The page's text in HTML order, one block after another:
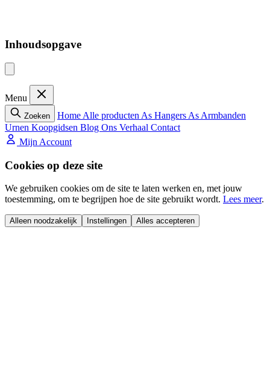
Inhoudsopgave
Menu
Zoeken Home Alle producten As Hangers As Armbanden
Urnen Koopgidsen Blog Ons Verhaal Contact
Mijn Account
Cookies op deze site
We gebruiken cookies om de site te laten werken en, met jouw
toestemming, om te begrijpen hoe de site gebruikt wordt. Lees meer.
Alleen noodzakelijk Instellingen Alles accepteren